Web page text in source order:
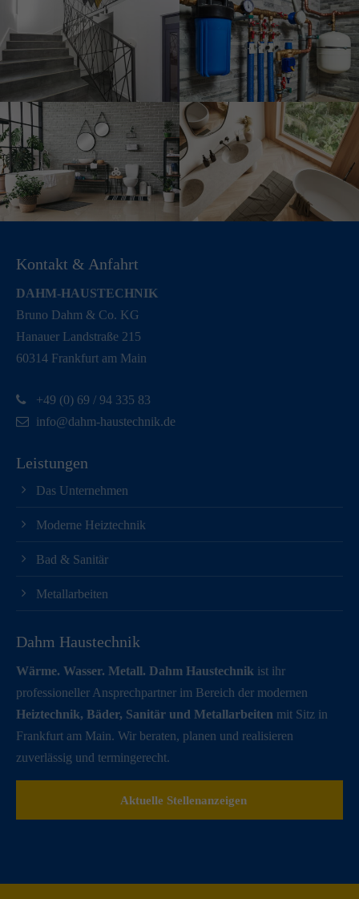
Kontakt & Anfahrt
DAHM-HAUSTECHNIK
Bruno Dahm & Co. KG
Hanauer Landstraße 215
60314 Frankfurt am Main
+49 (0) 69 / 94 335 83
info@dahm-haustechnik.de
Leistungen
Das Unternehmen
Moderne Heiztechnik
Bad & Sanitär
Metallarbeiten
Dahm Haustechnik
Wärme. Wasser. Metall. Dahm Haustechnik ist ihr
professioneller Ansprechpartner im Bereich der modernen
Heiztechnik, Bäder, Sanitär und Metallarbeiten mit Sitz in
Frankfurt am Main. Wir beraten, planen und realisieren
zuverlässig und termingerecht.
Aktuelle Stellenanzeigen